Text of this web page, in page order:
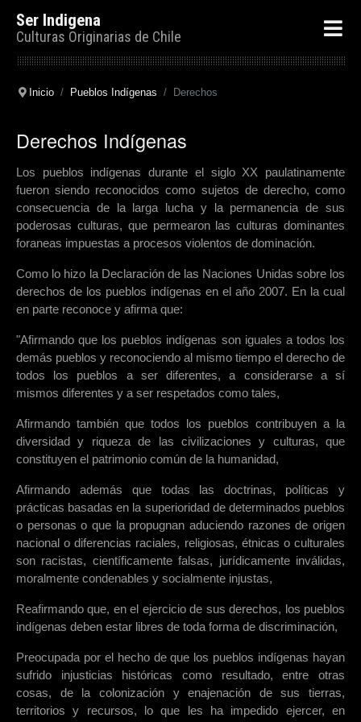
Ser Indigena
Culturas Originarias de Chile
Inicio Pueblos Indígenas Derechos
Derechos Indígenas
Los pueblos indígenas durante el siglo XX paulatinamente
fueron siendo reconocidos como sujetos de derecho, como
consecuencia de la larga lucha y la permanencia de sus
poderosas culturas, que permearon las culturas dominantes
foraneas impuestas a procesos violentos de dominación.
Como lo hizo la Declaración de las Naciones Unidas sobre los
derechos de los pueblos indígenas en el año 2007. En la cual
en parte reconoce y afirma que:
"Afirmando que los pueblos indígenas son iguales a todos los
demás pueblos y reconociendo al mismo tiempo el derecho de
todos los pueblos a ser diferentes, a considerarse a sí
mismos diferentes y a ser respetados como tales,
Afirmando también que todos los pueblos contribuyen a la
diversidad y riqueza de las civilizaciones y culturas, que
constituyen el patrimonio común de la humanidad,
Afirmando además que todas las doctrinas, políticas y
prácticas basadas en la superioridad de determinados pueblos
o personas o que la propugnan aduciendo razones de origen
nacional o diferencias raciales, religiosas, étnicas o culturales
son racistas, científicamente falsas, jurídicamente inválidas,
moralmente condenables y socialmente injustas,
Reafirmando que, en el ejercicio de sus derechos, los pueblos
indígenas deben estar libres de toda forma de discriminación,
Preocupada por el hecho de que los pueblos indígenas hayan
sufrido injusticias históricas como resultado, entre otras
cosas, de la colonización y enajenación de sus tierras,
territorios y recursos, lo que les ha impedido ejercer, en